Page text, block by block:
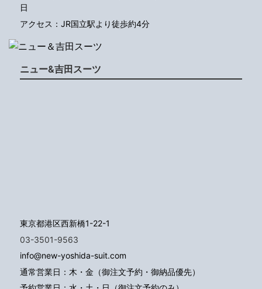
日
アクセス：JR国立駅より徒歩約4分
ニュー&吉田スーツ
東京都港区西新橋1-22-1
03-3501-9563
info@new-yoshida-suit.com
通常営業日：木・金（御注文予約・御納品優先）